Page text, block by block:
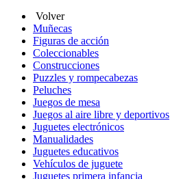
Volver
Muñecas
Figuras de acción
Coleccionables
Construcciones
Puzzles y rompecabezas
Peluches
Juegos de mesa
Juegos al aire libre y deportivos
Juguetes electrónicos
Manualidades
Juguetes educativos
Vehículos de juguete
Juguetes primera infancia